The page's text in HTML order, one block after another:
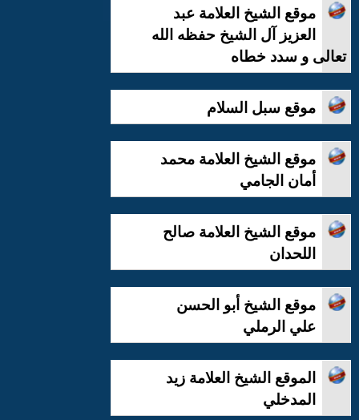
موقع الشيخ العلامة عبد
العزيز آل الشيخ حفظه الله
تعالى و سدد خطاه
موقع سبل السلام
موقع الشيخ العلامة محمد
أمان الجامي
موقع الشيخ العلامة صالح
اللحدان
موقع الشيخ أبو الحسن
علي الرملي
الموقع الشيخ العلامة زيد
المدخلي